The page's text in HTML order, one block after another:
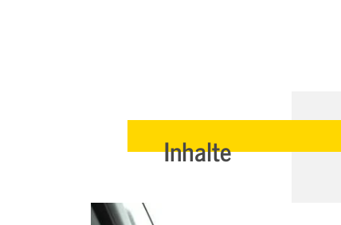
Inhalte